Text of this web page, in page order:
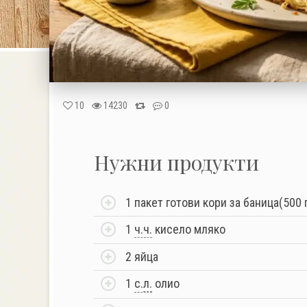
10 14230 0
Нужни продукти
1 пакет готови кори за баница(500
1 ч.ч. кисело мляко
2 яйца
1 с.л. олио